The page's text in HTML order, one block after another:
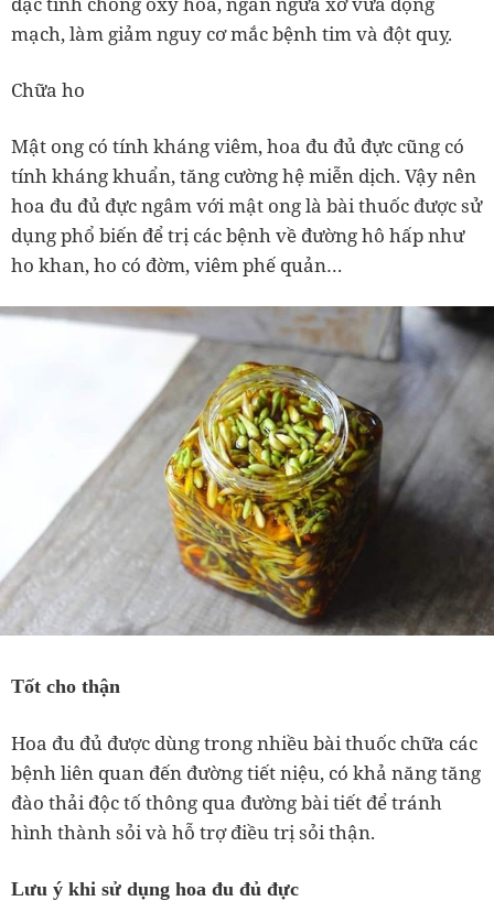
mạch, làm giảm nguy cơ mắc bệnh tim và đột quỵ.
Chữa ho
Mật ong có tính kháng viêm, hoa đu đủ đực cũng có
tính kháng khuẩn, tăng cường hệ miễn dịch. Vậy nên
hoa đu đủ đực ngâm với mật ong là bài thuốc được sử
dụng phổ biến để trị các bệnh về đường hô hấp như
ho khan, ho có đờm, viêm phế quản…
Tốt cho thận
Hoa đu đủ được dùng trong nhiều bài thuốc chữa các
bệnh liên quan đến đường tiết niệu, có khả năng tăng
đào thải độc tố thông qua đường bài tiết để tránh
hình thành sỏi và hỗ trợ điều trị sỏi thận.
Lưu ý khi sử dụng hoa đu đủ đực